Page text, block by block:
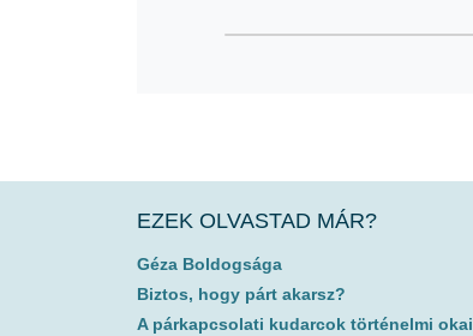
EZEK OLVASTAD MÁR?
Géza Boldogsága
Biztos, hogy párt akarsz?
A párkapcsolati kudarcok történelmi okai